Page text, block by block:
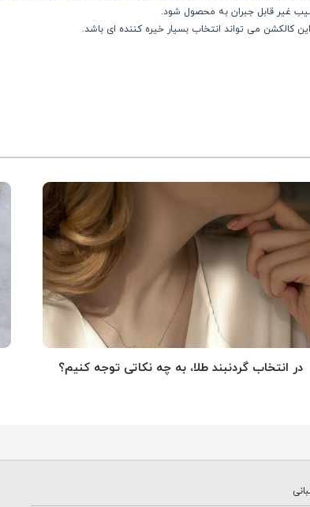
غیر قابل جبران به محصول شود.
کالکشن می تواند انتخاب بسیار خیره کننده ای باشد.
در انتخاب گردنبند طلا‌، به چه نکاتی توجه کنیم؟